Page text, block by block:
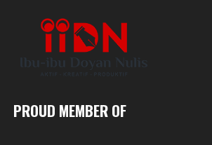
PROUD MEMBER OF